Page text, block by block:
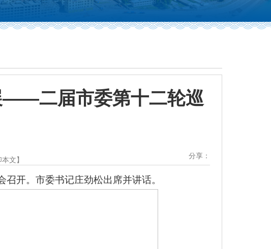
——二届市委第十二轮巡
本文】 分享：
开。市委书记庄劲松出席并讲话。